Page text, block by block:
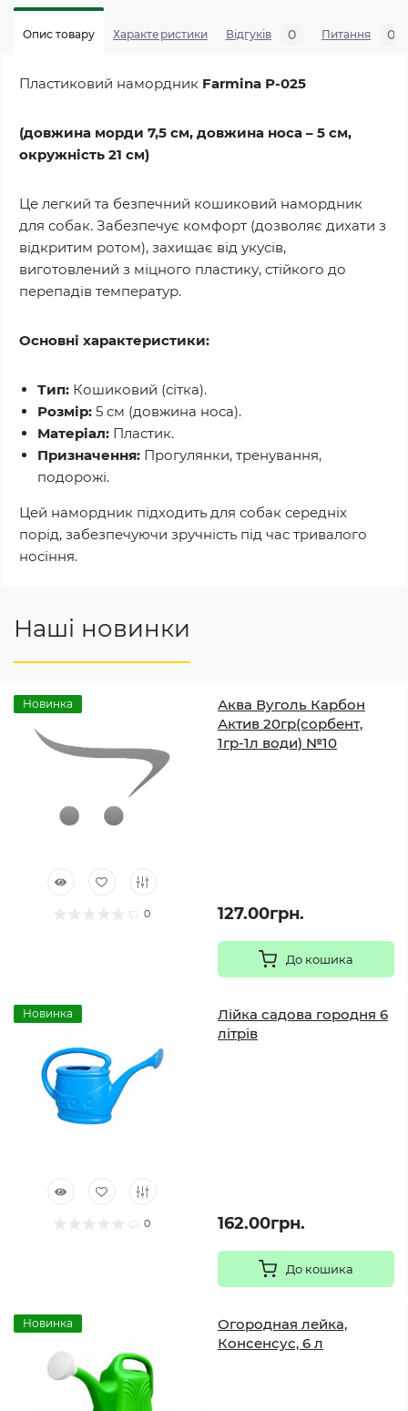
Опис товару Характеристики Відгуків 0 Питання 0
Пластиковий намордник Farmina Р-025
(довжина морди 7,5 см, довжина носа – 5 см,
окружність 21 см)
Це легкий та безпечний кошиковий намордник
для собак. Забезпечує комфорт (дозволяє дихати з
відкритим ротом), захищає від укусів,
виготовлений з міцного пластику, стійкого до
перепадів температур.
Основні характеристики:
Тип: Кошиковий (сітка).
Розмір: 5 см (довжина носа).
Матеріал: Пластик.
Призначення: Прогулянки, тренування,
подорожі.
Цей намордник підходить для собак середніх
порід, забезпечуючи зручність під час тривалого
носіння.
Наші новинки
Новинка
0
Аква Вуголь Карбон
Актив 20гр(сорбент,
1гр-1л води) №10
127.00грн.
До кошика
Новинка
0
Лійка садова городня 6
літрів
162.00грн.
До кошика
Новинка
Огородная лейка,
Консенсус, 6 л